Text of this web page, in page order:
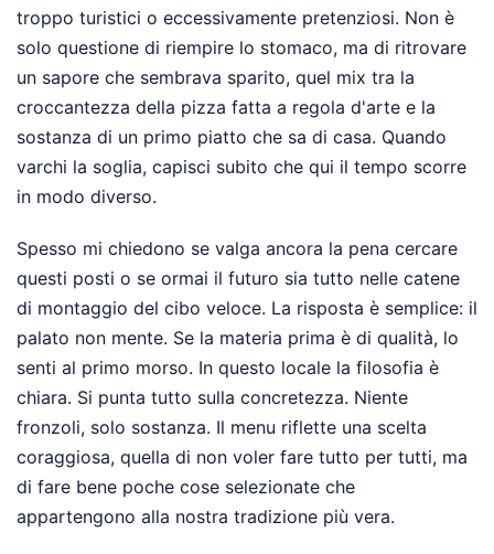
troppo turistici o eccessivamente pretenziosi. Non è
solo questione di riempire lo stomaco, ma di ritrovare
un sapore che sembrava sparito, quel mix tra la
croccantezza della pizza fatta a regola d'arte e la
sostanza di un primo piatto che sa di casa. Quando
varchi la soglia, capisci subito che qui il tempo scorre
in modo diverso.
Spesso mi chiedono se valga ancora la pena cercare
questi posti o se ormai il futuro sia tutto nelle catene
di montaggio del cibo veloce. La risposta è semplice: il
palato non mente. Se la materia prima è di qualità, lo
senti al primo morso. In questo locale la filosofia è
chiara. Si punta tutto sulla concretezza. Niente
fronzoli, solo sostanza. Il menu riflette una scelta
coraggiosa, quella di non voler fare tutto per tutti, ma
di fare bene poche cose selezionate che
appartengono alla nostra tradizione più vera.